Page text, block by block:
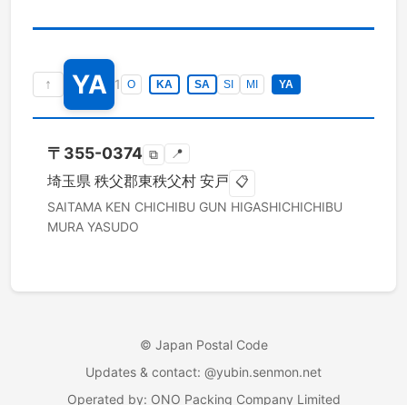
↑ YA 1 O KA SA SI MI YA
〒 355-0374 ⧉ 📍
埼玉県 秩父郡東秩父村 安戸 📋
SAITAMA KEN CHICHIBU GUN HIGASHICHICHIBU
MURA YASUDO
© Japan Postal Code
Updates & contact: @yubin.senmon.net
Operated by: ONO Packing Company Limited